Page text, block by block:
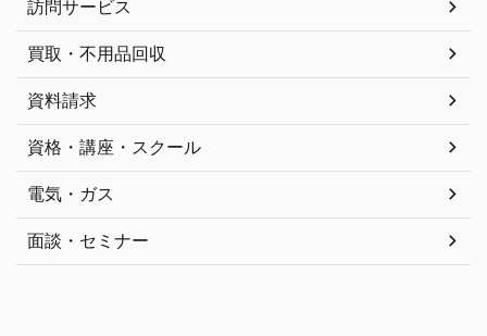
訪問サービス
買取・不用品回収
資料請求
資格・講座・スクール
電気・ガス
面談・セミナー